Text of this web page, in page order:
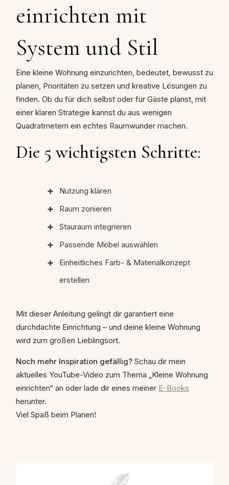
einrichten mit
System und Stil
Eine kleine Wohnung einzurichten, bedeutet, bewusst zu
planen, Prioritäten zu setzen und kreative Lösungen zu
finden. Ob du für dich selbst oder für Gäste planst, mit
einer klaren Strategie kannst du aus wenigen
Quadratmetern ein echtes Raumwunder machen.
Die 5 wichtigsten Schritte:
Nutzung klären
Raum zonieren
Stauraum integrieren
Passende Möbel auswählen
Einheitliches Farb- & Materialkonzept
erstellen
Mit dieser Anleitung gelingt dir garantiert eine
durchdachte Einrichtung – und deine kleine Wohnung
wird zum großen Lieblingsort.
Noch mehr Inspiration gefällig? Schau dir mein
aktuelles YouTube-Video zum Thema „Kleine Wohnung
einrichten“ an oder lade dir eines meiner E-Books
herunter.
Viel Spaß beim Planen!